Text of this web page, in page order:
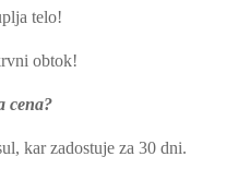
telo!
obtok!
cena?
kar zadostuje za 30 dni.